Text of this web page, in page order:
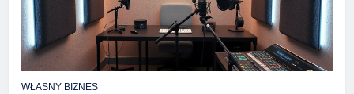
WŁASNY BIZNES